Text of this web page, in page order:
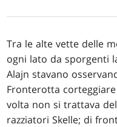
Tra le alte vette delle
ogni lato da sporgenti
Alajn stavano
Fronterotta
volta non si trattava
razziatori Skelle; di